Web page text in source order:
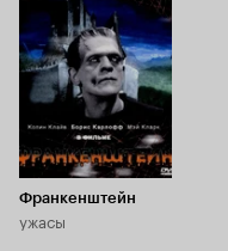
7.3
Франкенштейн
ужасы